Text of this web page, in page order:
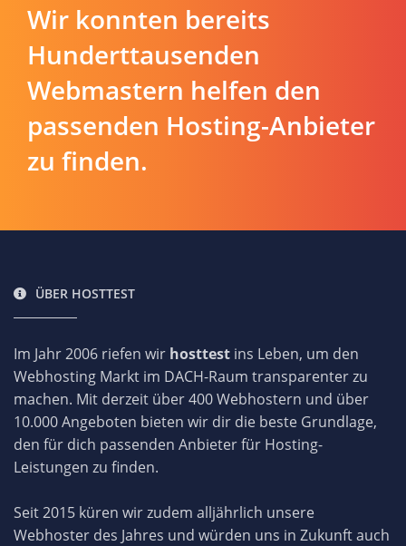
Wir konnten bereits
Hunderttausenden
Webmastern helfen den
passenden Hosting-Anbieter
zu finden.
ÜBER HOSTTEST
Im Jahr 2006 riefen wir hosttest ins Leben, um den
Webhosting Markt im DACH-Raum transparenter zu
machen. Mit derzeit über 400 Webhostern und über
10.000 Angeboten bieten wir dir die beste Grundlage,
den für dich passenden Anbieter für Hosting-
Leistungen zu finden.
Seit 2015 küren wir zudem alljährlich unsere
Webhoster des Jahres und würden uns in Zukunft auch